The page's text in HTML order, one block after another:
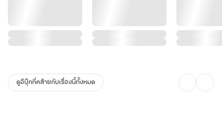
ดูอีบุ๊กที่คล้ายกับเรื่องนี้ทั้งหมด